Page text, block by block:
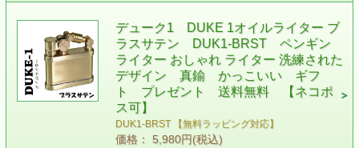
デューク1 DUKE 1オイルライター ブ
ラスサテン DUK1-BRST ペンギン
ライター おしゃれ ライター 洗練された
デザイン 真鍮 かっこいい ギフ
ト プレゼント 送料無料 【ネコポ
ス可】
DUK1-BRST 【無料ラッピング対応】
価格： 5,980円(税込)